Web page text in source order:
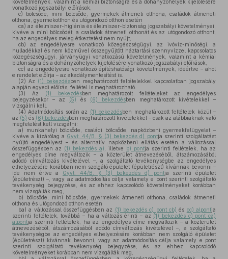
követelmények, valamint a kémiai biztonságra és a dohányzóhelyek kijelölésére
vonatkozó jogszabályi előírások,
c) bölcsőde, mini bölcsőde, gyermekek átmeneti otthona, családok átmeneti
otthona, gyermekotthon és utógondozó otthon esetén
ca) az élelmiszer-higiénia és élelmiszer-biztonság jogszabályi követelményei,
kivéve a mini bölcsődét, a családok átmeneti otthonát és az utógondozó otthont,
ha az engedélyes meleg étkeztetést nem nyújt,
cb) az engedélyesre vonatkozó közegészségügyi, az ivóvíz-minőségi, a
hulladékkal és nem közművel összegyűjtött háztartási szennyvízzel kapcsolatos
közegészségügyi, járványügyi vonatkozású követelmények, valamint a kémiai
biztonságra és a dohányzóhelyek kijelölésére vonatkozó jogszabályi előírások,
cc) az engedélyesre vonatkozó építéshatósági követelmények, ideértve – ahol
e rendelet előírja – az akadálymentesítést is.
(2) Az (1) bekezdésben meghatározott feltételekkel kapcsolatban jogszabály
alapján egyedi előírás, feltétel is meghatározható.
(3) Az (1) bekezdésben meghatározott feltételeket az engedélyes
bejegyzésekor – az (5) és (6) bekezdésben meghatározott kivételekkel –
vizsgálni kell.
(4) Adatmódosítás során az (1) bekezdésben meghatározott feltételek közül –
az (5) és (6) bekezdésben meghatározott kivételekkel – csak az alábbiaknak való
megfelelést kell vizsgálni:
a) munkahelyi bölcsőde, családi bölcsőde, napközbeni gyermekfelügyelet –
kivéve a kizárólag a Gyvt. 44/B. § (3) bekezdés d) pontja szerinti szolgáltatást
nyújtó engedélyest – és alternatív napközbeni ellátás esetén a változással
összefüggésben az (1) bekezdés a) , illetve b) pontja szerinti feltételek, ha az
engedélyes címe megváltozik – a közterület átnevezéséből, átszámozásából
adódó címváltozás kivételével –, a szolgáltató tevékenységbe az engedélyes
elhelyezésére korábban nem szolgáló épületet (épületrészt) kívánnak bevonni –
ide nem értve a Gyvt. 44/B. § (3) bekezdés d) pontja szerinti épületet
(épületrészt) –, vagy az adatmódosítás célja valamely e pont szerinti szolgáltató
tevékenység bejegyzése, és az ehhez kapcsolódó követelményeket korábban
nem vizsgálták meg,
b) bölcsőde, mini bölcsőde, gyermekek átmeneti otthona, családok átmeneti
otthona és utógondozó otthon esetén
ba) a változással összefüggésben az (1) bekezdés c) pont cb) és cc) alpontja
szerinti feltételek, továbbá – ha a változás érinti – az (1) bekezdés c) pont ca)
alpontja szerinti feltételek, ha az engedélyes címe megváltozik – a közterület
átnevezéséből, átszámozásából adódó címváltozás kivételével –, a szolgáltató
tevékenységbe az engedélyes elhelyezésére korábban nem szolgáló épületet
(épületrészt) kívánnak bevonni, vagy az adatmódosítás célja valamely e pont
szerinti szolgáltató tevékenység bejegyzése, és az ehhez kapcsolódó
követelményeket korábban nem vizsgálták meg,